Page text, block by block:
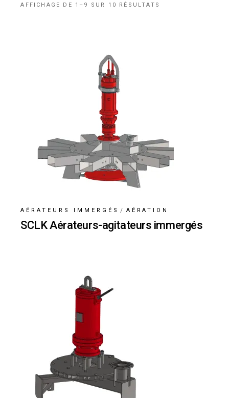
AFFICHAGE DE 1–9 SUR 10 RÉSULTATS
AÉRATEURS IMMERGÉS AÉRATION
SCLK Aérateurs-agitateurs immergés